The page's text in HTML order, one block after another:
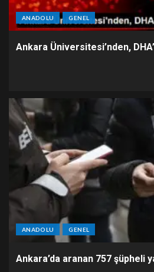
ANADOLU GENEL
Ankara Üniversitesi’nden,
ANADOLU GENEL
Ankara’da aranan 757 şüpheli